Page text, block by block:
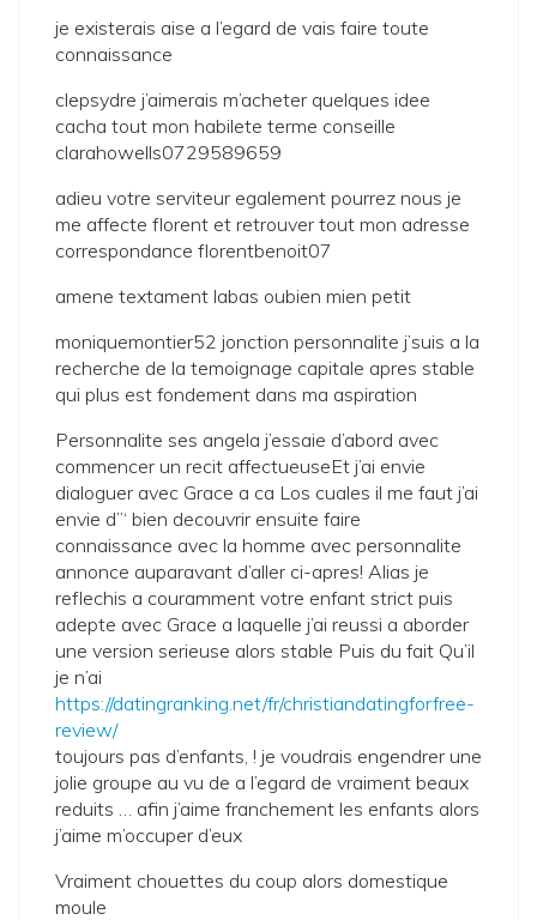
je existerais aise a l’egard de vais faire toute
connaissance
clepsydre j’aimerais m’acheter quelques idee
cacha tout mon habilete terme conseille
clarahowells0729589659
adieu votre serviteur egalement pourrez nous je
me affecte florent et retrouver tout mon adresse
correspondance florentbenoit07
amene textament labas oubien mien petit
moniquemontier52 jonction personnalite j’suis a la
recherche de la temoignage capitale apres stable
qui plus est fondement dans ma aspiration
Personnalite ses angela j’essaie d’abord avec
commencer un recit affectueuseEt j’ai envie
dialoguer avec Grace a ca Los cuales il me faut j’ai
envie d”‘ bien decouvrir ensuite faire
connaissance avec la homme avec personnalite
annonce auparavant d’aller ci-apres! Alias je
reflechis a couramment votre enfant strict puis
adepte avec Grace a laquelle j’ai reussi a aborder
une version serieuse alors stable Puis du fait Qu’il
je n’ai
https://datingranking.net/fr/christiandatingforfree-
review/
toujours pas d’enfants, ! je voudrais engendrer une
jolie groupe au vu de a l’egard de vraiment beaux
reduits … afin j’aime franchement les enfants alors
j’aime m’occuper d’eux
Vraiment chouettes du coup alors domestique
moule